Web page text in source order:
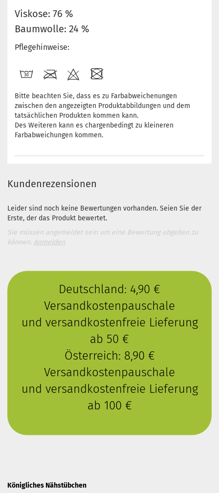
Viskose: 76 %
Baumwolle: 24 %
Pflegehinweise:
Bitte beachten Sie, dass es zu Farbabweichenungen
zwischen den angezeigten Produktabbildungen und dem
tatsächlichen Produkten kommen kann.
Des Weiteren kann es chargenbedingt zu kleineren
Farbabweichungen kommen.
Kundenrezensionen
Leider sind noch keine Bewertungen vorhanden. Seien Sie der
Erste, der das Produkt bewertet.
Sie müssen angemeldet sein um eine Bewertung abgeben zu
können. Anmelden
Deutschland: 4,90 €
Versandkostenpauschale
und versandkostenfreie Lieferung
ab 50 €
Österreich: 8,90 €
Versandkostenpauschale
und versandkostenfreie Lieferung
ab 100 €
Königliches Nähstübchen